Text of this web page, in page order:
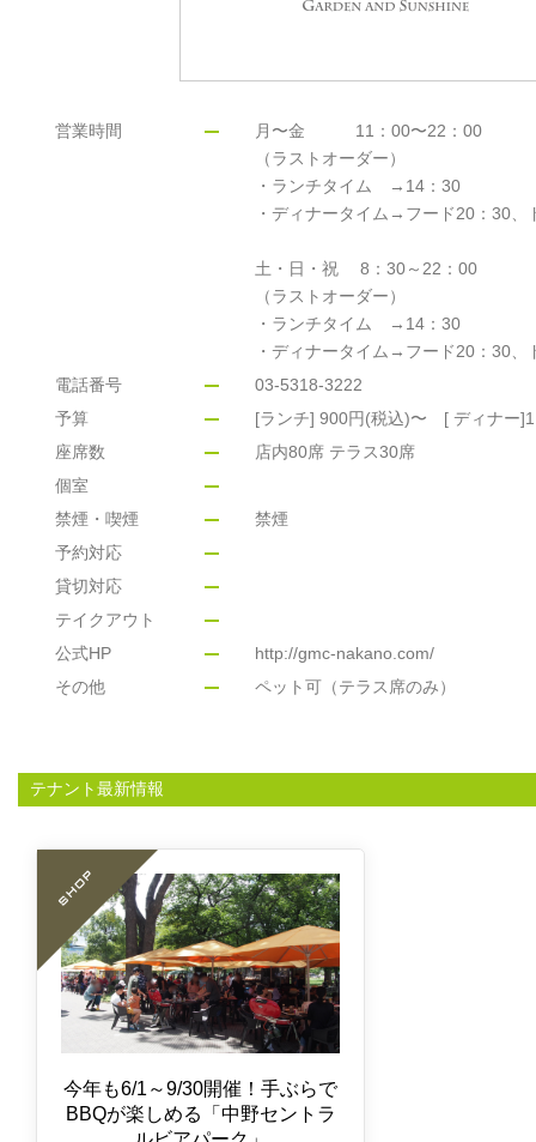
営業時間
月〜金 11：00〜22：00
（ラストオーダー）
・ランチタイム →14：30
・ディナータイム→フード20：30、
土・日・祝 8：30～22：00
（ラストオーダー）
・ランチタイム →14：30
電話番号
03-5318-3222
予算
[ランチ] 900円(税込)〜 [ ディナー
座席数
店内80席 テラス30席
個室
禁煙・喫煙
禁煙
予約対応
貸切対応
テイクアウト
公式HP
http://gmc-nakano.com/
その他
ペット可（テラス席のみ）
テナント最新情報
今年も6/1～9/30開催！手ぶらで
BBQが楽しめる「中野セントラ